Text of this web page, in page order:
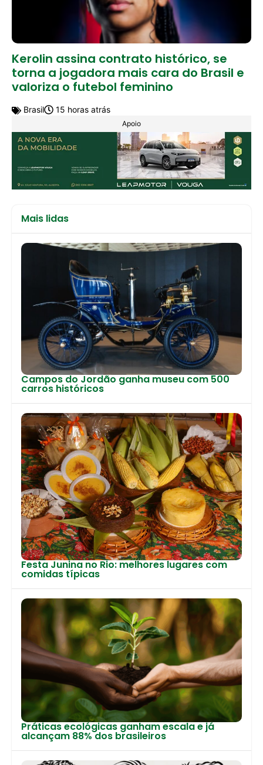
Kerolin assina contrato histórico, se
torna a jogadora mais cara do Brasil e
valoriza o futebol feminino
Brasil 15 horas atrás
Apoio
Mais lidas
Campos do Jordão ganha museu com 500
carros históricos
Festa Junina no Rio: melhores lugares com
comidas típicas
Práticas ecológicas ganham escala e já
alcançam 88% dos brasileiros